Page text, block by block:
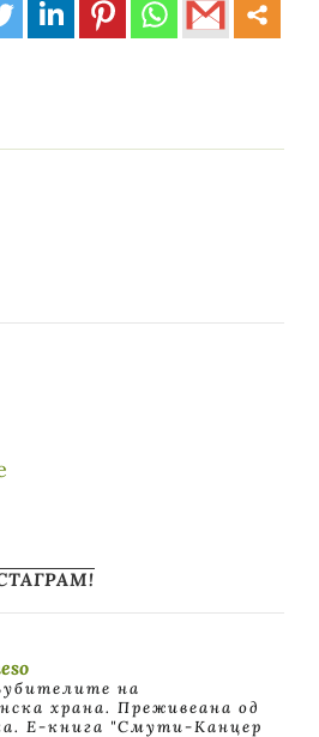
на
храна. Преживеана од
E-книга "Смути-Канцер